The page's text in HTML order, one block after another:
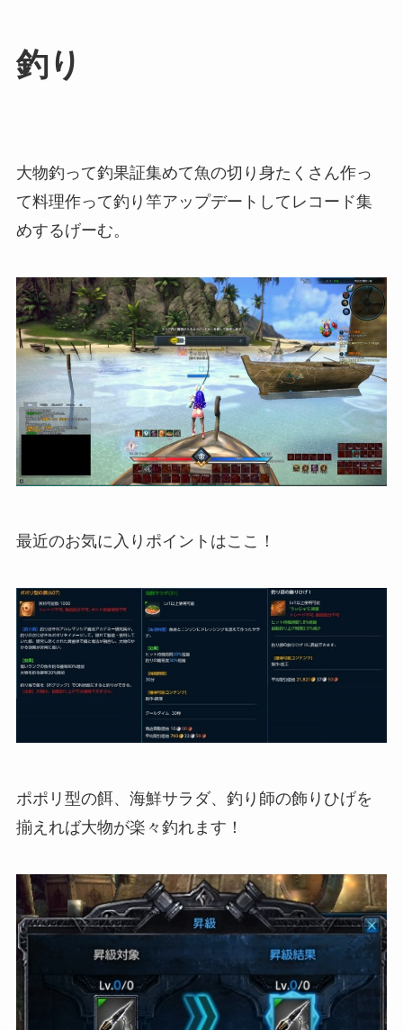
釣り
大物釣って釣果証集めて魚の切り身たくさん作っ
て料理作って釣り竿アップデートしてレコード集
めするげーむ。
最近のお気に入りポイントはここ！
ポポリ型の餌、海鮮サラダ、釣り師の飾りひげを
揃えれば大物が楽々釣れます！